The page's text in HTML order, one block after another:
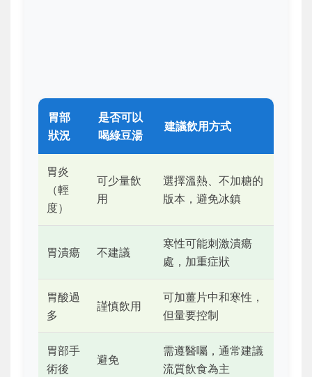
胃部
狀況
是否可以
喝綠豆湯
建議飲用方式
胃炎
（輕
度）
可少量飲
用
選擇溫熱、不加糖的
版本，避免冰鎮
胃潰瘍 不建議
寒性可能刺激潰瘍
處，加重症狀
胃酸過
多
謹慎飲用
可加薑片中和寒性，
但量要控制
胃部手
術後
避免
需遵醫囑，通常建議
流質飲食為主